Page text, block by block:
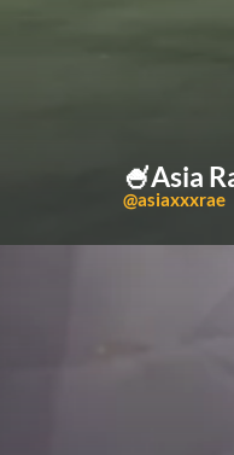
🍧Asia
@asiaxxxrae